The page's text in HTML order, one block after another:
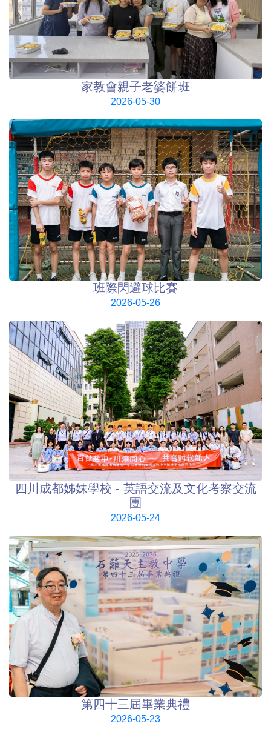
家教會親子老婆餅班
2026-05-30
班際閃避球比賽
2026-05-26
四川成都姊妹學校 - 英語交流及文化考察交流
團
2026-05-24
第四十三屆畢業典禮
2026-05-23